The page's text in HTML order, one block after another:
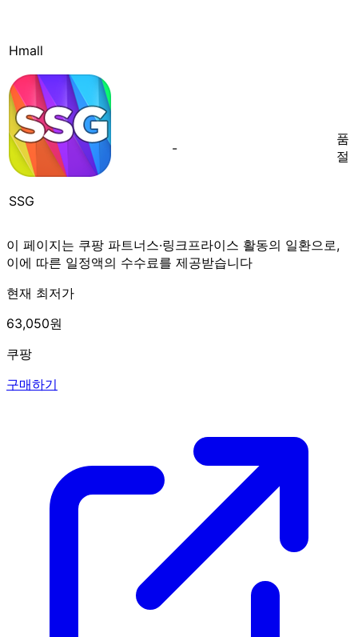
Hmall
SSG
-
품
절
이 페이지는 쿠팡 파트너스·링크프라이스 활동의 일환으로,
이에 따른 일정액의 수수료를 제공받습니다
현재 최저가
63,050원
쿠팡
구매하기